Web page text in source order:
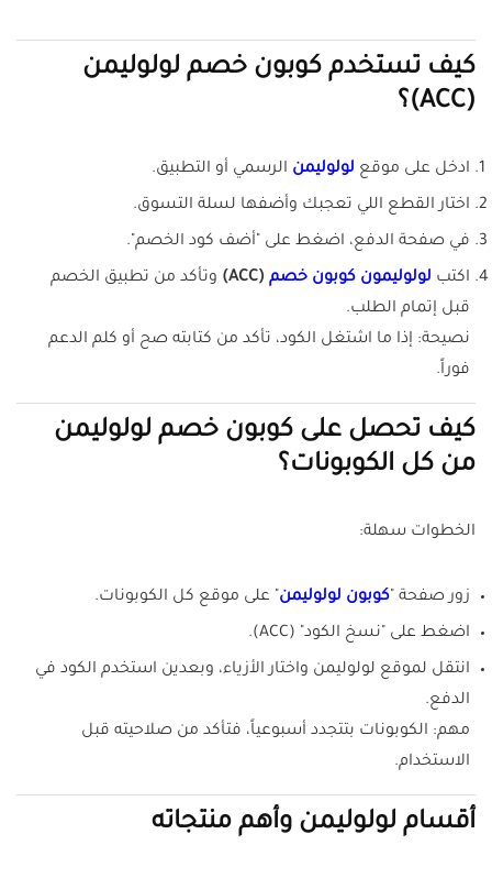
كيف تستخدم كوبون خصم لولوليمن
(ACC)؟
ادخل على موقع لولوليمن الرسمي أو التطبيق.
اختار القطع اللي تعجبك وأضفها لسلة التسوق.
في صفحة الدفع، اضغط على "أضف كود الخصم".
اكتب لولوليمون كوبون خصم (ACC)
وتأكد من تطبيق الخصم
قبل إتمام الطلب.
نصيحة: إذا ما اشتغل الكود، تأكد من كتابته صح أو كلم الدعم
فوراً.
كيف تحصل على كوبون خصم لولوليمن
من كل الكوبونات؟
الخطوات سهلة:
زور صفحة " كوبون لولوليمن " على موقع كل الكوبونات.
اضغط على "نسخ الكود" (ACC).
انتقل لموقع لولوليمن واختار الأزياء، وبعدين استخدم الكود في
الدفع.
مهم: الكوبونات بتتجدد أسبوعياً، فتأكد من صلاحيته قبل
الاستخدام.
أقسام لولوليمن وأهم منتجاته